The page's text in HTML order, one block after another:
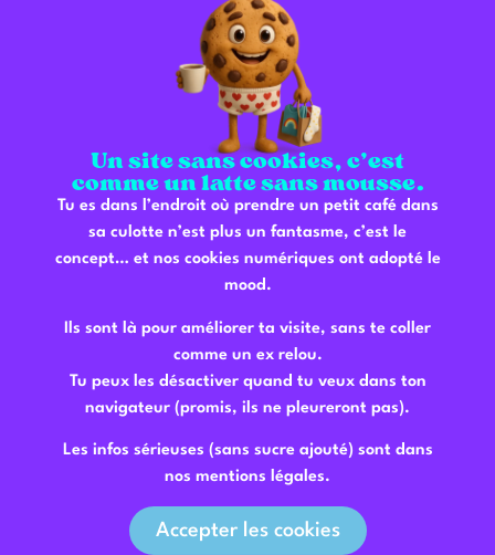
Ici, on te tient au courant de tout ce qui infuse chez
Entre café du moment, nouveautés du menu,
événements à ne pas louper et bons conseils pour
les coffee lovers, c’est l’endroit parfait pour suivre la
vie du coffee shop… sans rater une miette (ni une
goutte).
Un site sans cookies, c’est
comme un latte sans mousse.
Tu es dans l’endroit où prendre un petit café dans
sa culotte n’est plus un fantasme, c’est le
concept… et nos cookies numériques ont adopté le
mood.
Ils sont là pour améliorer ta visite, sans te coller
comme un ex relou.
Tu peux les désactiver quand tu veux dans ton
navigateur (promis, ils ne pleureront pas).
Les infos sérieuses (sans sucre ajouté) sont dans
nos mentions légales.
Accepter les cookies